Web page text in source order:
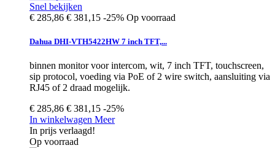
Snel bekijken
€ 285,86 € 381,15 -25% Op voorraad
Dahua DHI-VTH5422HW 7 inch TFT,...
binnen monitor voor intercom, wit, 7 inch TFT, touchscreen,
sip protocol, voeding via PoE of 2 wire switch, aansluiting via
RJ45 of 2 draad mogelijk.
€ 285,86 € 381,15 -25%
In winkelwagen Meer
In prijs verlaagd!
Op voorraad